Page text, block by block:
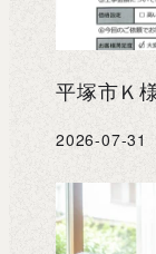
平塚市Ｋ
投稿日
2026-07-31